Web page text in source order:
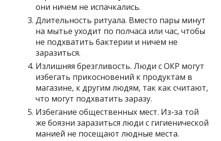
они ничем не испачкались.
Длительность ритуала. Вместо пары минут
на мытье уходит по полчаса или час, чтобы
не подхватить бактерии и ничем не
заразиться.
Излишняя брезгливость. Люди с ОКР могут
избегать прикосновений к продуктам в
магазине, к другим людям, так как считают,
что могут подхватить заразу.
Избегание общественных мест. Из-за той
же боязни заразиться люди с гигиенической
манией не посещают людные места.